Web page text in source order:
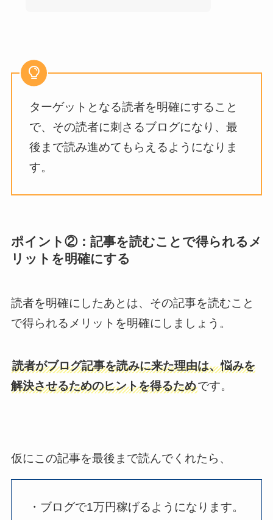
ターゲットとなる読者を明確にすること
で、その読者に刺さるブログになり、最
後まで読み進めてもらえるようになりま
す。
ポイント②：記事を読むことで得られるメ
リットを明確にする
読者を明確にしたあとは、その記事を読むこと
で得られるメリットを明確にしましょう。
読者がブログ記事を読みに来た理由は、悩みを
解決させるためのヒントを得るためです。
仮にこの記事を最後まで読んでくれたら、
・ブログで1万円稼げるようになります。